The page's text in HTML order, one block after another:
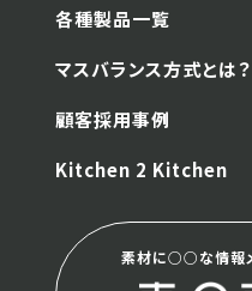
各種製品一覧
マスバランス方式とは？
顧客採用事例
Kitchen 2 Kitchen
素材に○○な情報